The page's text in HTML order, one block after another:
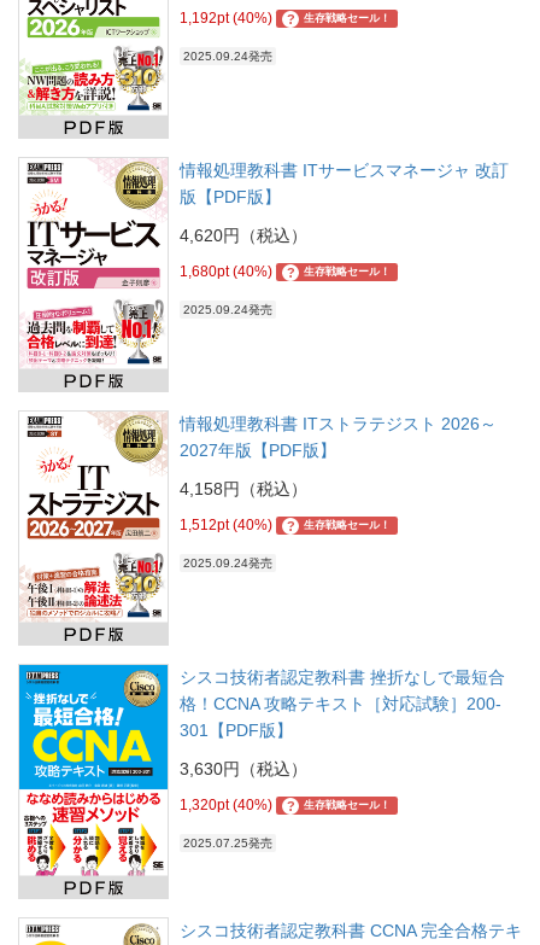
1,192pt (40%) ? 生存戦略セール！
2025.09.24発売
情報処理教科書 ITサービスマネージャ 改訂
版【PDF版】
4,620円（税込）
1,680pt (40%) ? 生存戦略セール！
2025.09.24発売
情報処理教科書 ITストラテジスト 2026～
2027年版【PDF版】
4,158円（税込）
1,512pt (40%) ? 生存戦略セール！
2025.09.24発売
シスコ技術者認定教科書 挫折なしで最短合
格！CCNA 攻略テキスト［対応試験］200-
301【PDF版】
3,630円（税込）
1,320pt (40%) ? 生存戦略セール！
2025.07.25発売
シスコ技術者認定教科書 CCNA 完全合格テキ